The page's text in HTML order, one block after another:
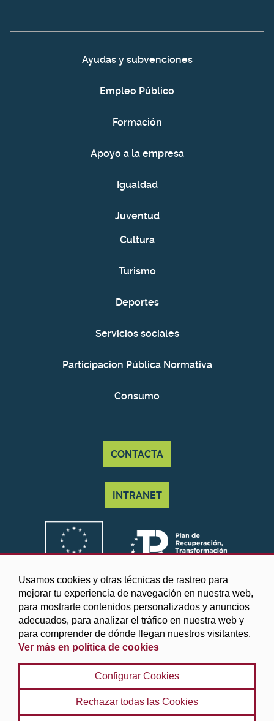
Usamos cookies y otras técnicas de rastreo para
mejorar tu experiencia de navegación en nuestra web,
para mostrarte contenidos personalizados y anuncios
adecuados, para analizar el tráfico en nuestra web y
para comprender de dónde llegan nuestros visitantes.
Ver más en política de cookies
Configurar Cookies
Rechazar todas las Cookies
Ayudas y subvenciones
Empleo Público
Formación
Apoyo a la empresa
Igualdad
Juventud
Cultura
Turismo
Deportes
Servicios sociales
Participacion Pública Normativa
Consumo
CONTACTA
INTRANET
©2025 Diputación de Granada
Aviso legal y Política de privacidad | Política de cookies
Protección de datos | Accesibilidad | Búsqueda |
Mapa web